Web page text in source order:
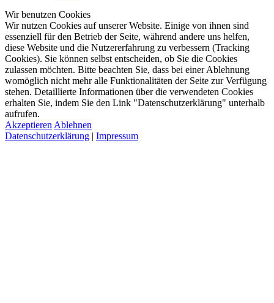
Wir benutzen Cookies
Wir nutzen Cookies auf unserer Website. Einige von ihnen sind
essenziell für den Betrieb der Seite, während andere uns helfen,
diese Website und die Nutzererfahrung zu verbessern (Tracking
Cookies). Sie können selbst entscheiden, ob Sie die Cookies
zulassen möchten. Bitte beachten Sie, dass bei einer Ablehnung
womöglich nicht mehr alle Funktionalitäten der Seite zur Verfügung
stehen. Detaillierte Informationen über die verwendeten Cookies
erhalten Sie, indem Sie den Link "Datenschutzerklärung" unterhalb
aufrufen.
Akzeptieren Ablehnen
Datenschutzerklärung | Impressum